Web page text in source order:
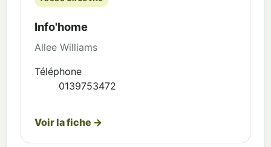
Info'home
Allee Williams
Téléphone
0139753472
Voir la fiche →